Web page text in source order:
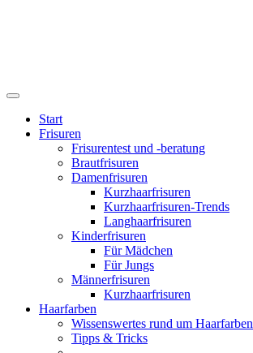
Start
Frisuren
Frisurentest und -beratung
Brautfrisuren
Damenfrisuren
Kurzhaarfrisuren
Kurzhaarfrisuren-Trends
Langhaarfrisuren
Kinderfrisuren
Für Mädchen
Für Jungs
Männerfrisuren
Kurzhaarfrisuren
Haarfarben
Wissenswertes rund um Haarfarben
Tipps & Tricks